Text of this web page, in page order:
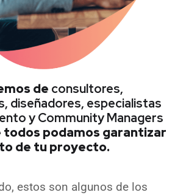
de consultores,
diseñadores, especialistas
y Community Managers
todos podamos garantizar
de tu proyecto.
estos son algunos de los